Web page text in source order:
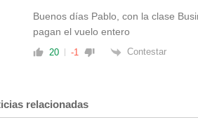
Buenos días Pablo, con la clase
pagan el vuelo entero
20 -1 Contestar
relacionadas